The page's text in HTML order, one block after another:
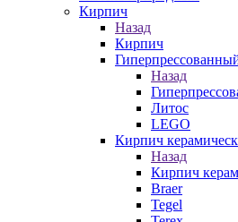
Кирпич
Назад
Кирпич
Назад
Литос
LEGO
Кирпич
Назад
Кирпич
Braer
Tegel